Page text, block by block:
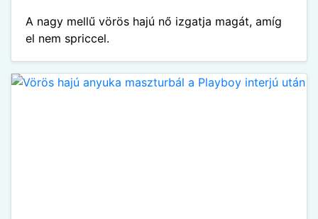
A nagy mellű vörös hajú nő izgatja magát, amíg
el nem spriccel.